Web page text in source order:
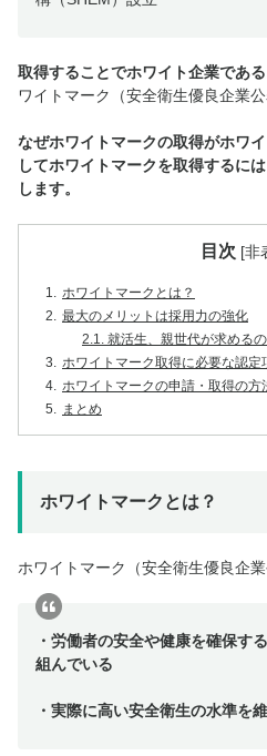
取得することでホワイト企業であ
ワイトマーク（安全衛生優良企業
なぜホワイトマークの取得がホワ
してホワイトマークを取得するに
します。
目次 [非
1. ホワイトマークとは？
2. 最大のメリットは採用力の強化
2.1. 就活生、親世代が求める
3. ホワイトマーク取得に必要な認定
4. ホワイトマークの申請・取得の方
5. まとめ
ホワイトマークとは？
ホワイトマーク（安全衛生優良企業
・労働者の安全や健康を確保す
組んでいる
・実際に高い安全衛生の水準を